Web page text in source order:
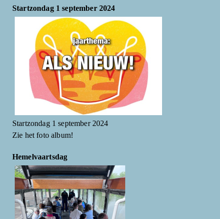
Startzondag 1 september 2024
Startzondag 1 september 2024
Zie het foto album!
Hemelvaartsdag